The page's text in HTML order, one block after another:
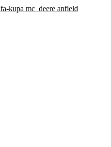
fa-kupa mc_deere anfield